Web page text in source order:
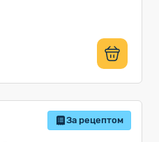
За рецептом